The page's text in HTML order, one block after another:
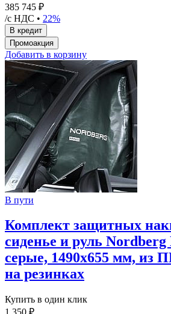
385 745 ₽
/с НДС • 22%
Добавить в корзину
В пути
Комплект защитных
сиденье и руль Nordberg
серые, 1490х655 мм, из
на резинках
Купить в один клик